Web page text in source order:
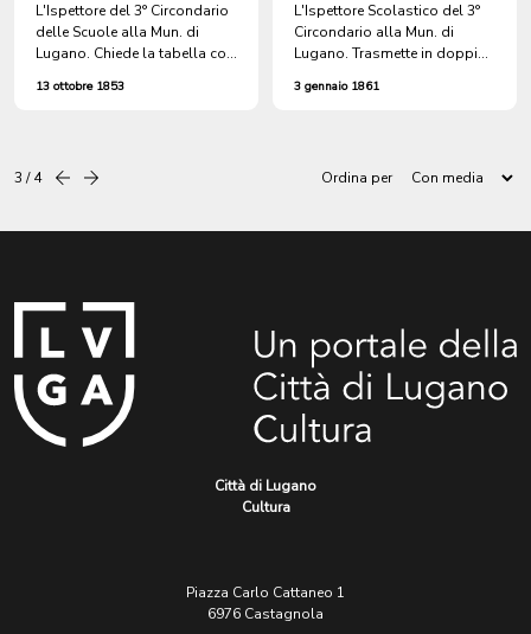
L'Ispettore del 3° Circondario
delle Scuole alla Mun. di
Lugano. Chiede la tabella con
scuole. Avv. Franco
13 ottobre 1853
L'Ispettore Scolastico del 3°
Circondario alla Mun. di
Lugano. Trasmette in doppio i
Scolastici, per essere riempiti.
3 gennaio 1861
3 / 4 Precedentesuccessiva Ordina per
Città di Lugano
Cultura
Piazza Carlo Cattaneo 1
6976 Castagnola